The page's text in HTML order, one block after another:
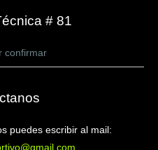
# 81
confirmar
puedes escribir al mail: